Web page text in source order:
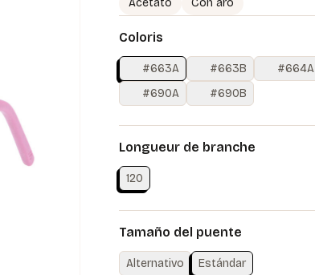
Acetato Con aro
Coloris
#663A #663B #664A
#690A
#690B
Longueur de branche
120
Tamaño del puente
Alternativo
Estándar